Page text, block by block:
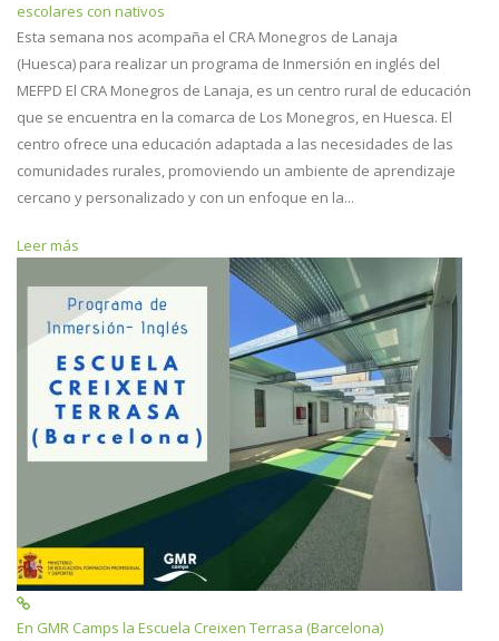
escolares con nativos
Esta semana nos acompaña el CRA Monegros de Lanaja
(Huesca) para realizar un programa de Inmersión en inglés del
MEFPD El CRA Monegros de Lanaja, es un centro rural de educación
que se encuentra en la comarca de Los Monegros, en Huesca. El
centro ofrece una educación adaptada a las necesidades de las
comunidades rurales, promoviendo un ambiente de aprendizaje
cercano y personalizado y con un enfoque en la...
Leer más
En GMR Camps la Escuela Creixen Terrasa (Barcelona)